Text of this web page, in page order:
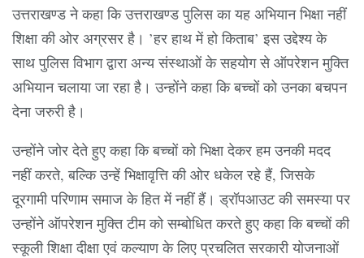
उत्तराखण्ड ने कहा कि उत्तराखण्ड पुलिस का यह अभियान भिक्षा नहीं
शिक्षा की ओर अग्रसर है। ’हर हाथ में हो किताब’ इस उद्देश्य के
साथ पुलिस विभाग द्वारा अन्य संस्थाओं के सहयोग से ऑपरेशन मुक्ति
अभियान चलाया जा रहा है। उन्होंने कहा कि बच्चों को उनका बचपन
देना जरुरी है।
उन्होंने जोर देते हुए कहा कि बच्चों को भिक्षा देकर हम उनकी मदद
नहीं करते, बल्कि उन्हें भिक्षावृत्ति की ओर धकेल रहे हैं, जिसके
दूरगामी परिणाम समाज के हित में नहीं हैं। ड्रॉपआउट की समस्या पर
उन्होंने ऑपरेशन मुक्ति टीम को सम्बोधित करते हुए कहा कि बच्चों की
स्कूली शिक्षा दीक्षा एवं कल्याण के लिए प्रचलित सरकारी योजनाओं